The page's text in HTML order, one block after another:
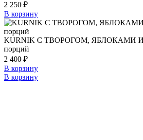
2 250 ₽
В корзину
KURNIK С ТВОРОГОМ, ЯБЛОКАМИ И
порций
2 400 ₽
В корзину
В корзину